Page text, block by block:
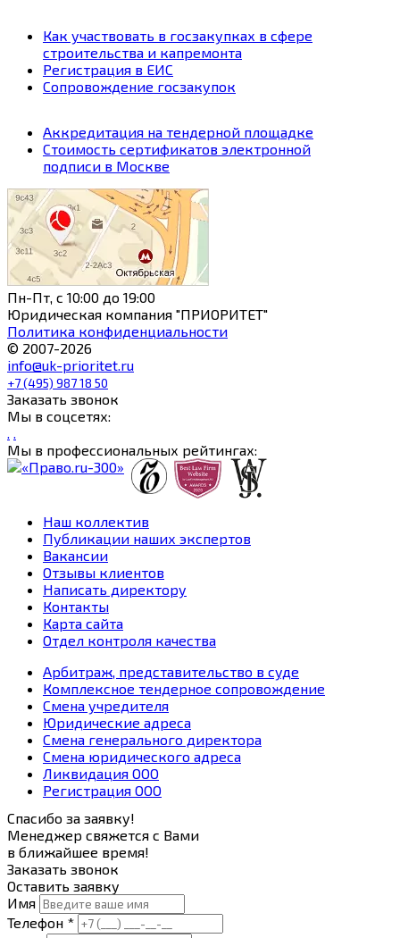
Как участвовать в госзакупках в сфере
строительства и капремонта
Регистрация в ЕИС
Сопровождение госзакупок
Аккредитация на тендерной площадке
Стоимость сертификатов электронной
подписи в Москве
Пн-Пт, с 10:00 до 19:00
Юридическая компания "ПРИОРИТЕТ"
Политика конфиденциальности
© 2007-2026
info@uk-prioritet.ru
+7 (495) 987 18 50
Заказать звонок
Мы в соцсетях:
. .
Мы в профессиональных рейтингах:
Наш коллектив
Публикации наших экспертов
Вакансии
Отзывы клиентов
Написать директору
Контакты
Карта сайта
Отдел контроля качества
Арбитраж, представительство в суде
Комплексное тендерное сопровождение
Смена учредителя
Юридические адреса
Смена генерального директора
Смена юридического адреса
Ликвидация ООО
Регистрация ООО
Спасибо за заявку!
Менеджер свяжется с Вами
в ближайшее время!
Заказать звонок
Оставить заявку
Имя
Телефон *